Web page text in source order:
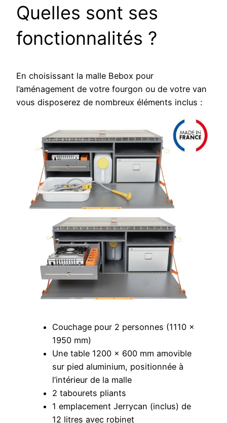
Quelles sont ses
fonctionnalités ?
En choisissant la malle Bebox pour
l’aménagement de votre fourgon ou de votre van
vous disposerez de nombreux éléments inclus :
Couchage pour 2 personnes (1110 x
1950 mm)
Une table 1200 x 600 mm amovible
sur pied aluminium, positionnée à
l’intérieur de la malle
2 tabourets pliants
1 emplacement Jerrycan (inclus) de
12 litres avec robinet